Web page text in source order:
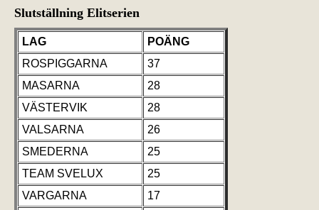
Slutställning Elitserien
LAG
POÄNG
ROSPIGGARNA
37
MASARNA
28
VÄSTERVIK
28
VALSARNA
26
SMEDERNA
25
TEAM SVELUX
25
VARGARNA
17